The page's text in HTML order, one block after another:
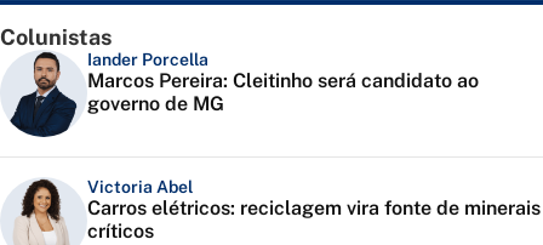
Colunistas
Iander Porcella
Marcos Pereira: Cleitinho será candidato ao
governo de MG
Victoria Abel
Carros elétricos: reciclagem vira fonte de minerais
críticos